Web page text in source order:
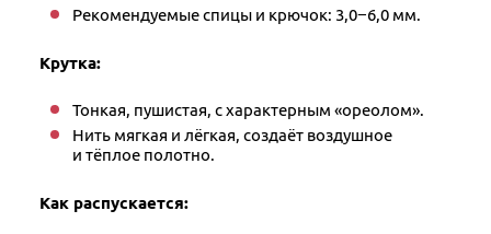
Рекомендуемые спицы и крючок: 3,0−6,0 мм.
Крутка:
Тонкая, пушистая, с характерным «ореолом».
Нить мягкая и лёгкая, создаёт воздушное
и тёплое полотно.
Как распускается: